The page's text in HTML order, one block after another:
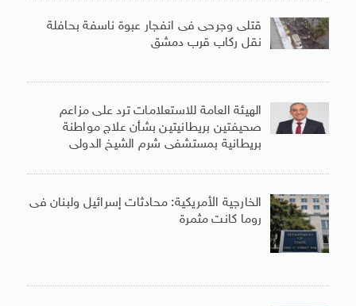
قتلى وجرحى فى انفجار عبوة ناسفة بحافلة
نقل ركاب قرب دمشق
الهيئة العامة للاستعلامات ترد على مزاعم
صحيفتين بريطانيتين بشأن علاج مواطنة
بريطانية بمستشفى شرم الشيخ الدولى
الخارجية الأمريكية: محادثات إسرائيل ولبنان فى
روما كانت مثمرة